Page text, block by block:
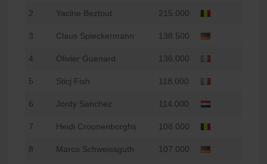
2 Yacine Beztout 215.000
3 Claus Spieckermann 138.500
4 Olivier Guenard 136.000
5 Sticj Fish 118.000
6 Jordy Sanchez 114.000
7 Heidi Croonenborghs 108.000
8 Marco Schweissguth 107.000